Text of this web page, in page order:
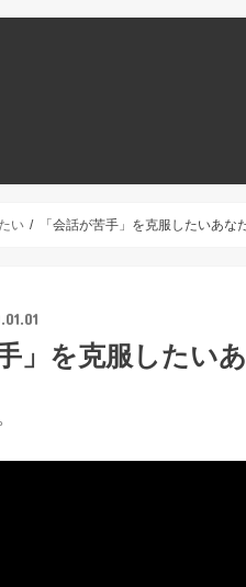
い 「会話が苦手」を克服したいあな
手」を克服したい